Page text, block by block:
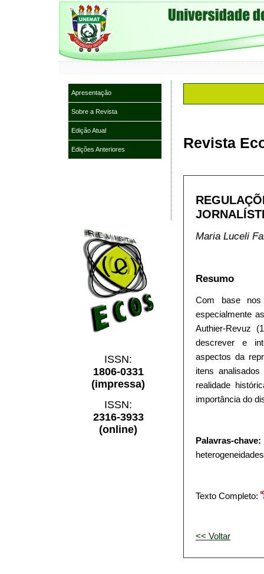
Apresentação
Sobre a Revista
Edição Atual
Edições Anteriores Revista
Maria Luceli
Resumo
Com base
especialmente
Authier-Revuz
descrever e
aspectos da
itens
realidade
importância do
Palavras-chave:
Texto Completo:
<< Voltar
ISSN:
1806-0331
(impressa)
ISSN:
2316-3933
(online)